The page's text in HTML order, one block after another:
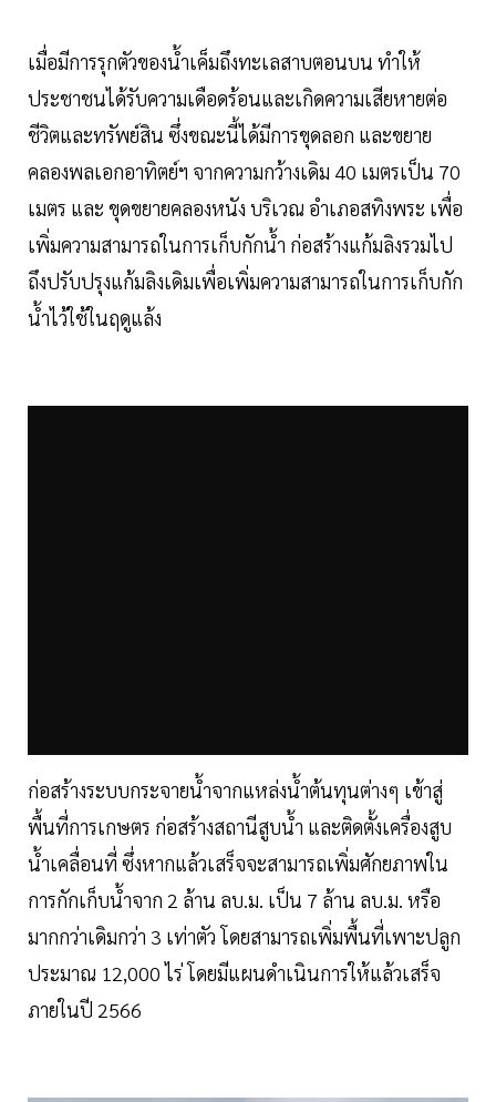
เมื่อมีการรุกตัวของน้ำเค็มถึงทะเลสาบตอนบน ทำให้
ประชาชนได้รับความเดือดร้อนและเกิดความเสียหายต่อ
ชีวิตและทรัพย์สิน ซึ่งขณะนี้ได้มีการขุดลอก และขยาย
คลองพลเอกอาทิตย์ฯ จากความกว้างเดิม 40 เมตรเป็น 70
เมตร และ ขุดขยายคลองหนัง บริเวณ อำเภอสทิงพระ เพื่อ
เพิ่มความสามารถในการเก็บกักน้ำ ก่อสร้างแก้มลิงรวมไป
ถึงปรับปรุงแก้มลิงเดิมเพื่อเพิ่มความสามารถในการเก็บกัก
น้ำไว้ใช้ในฤดูแล้ง
ก่อสร้างระบบกระจายน้ำจากแหล่งน้ำต้นทุนต่างๆ เข้าสู่
พื้นที่การเกษตร ก่อสร้างสถานีสูบน้ำ และติดตั้งเครื่องสูบ
น้ำเคลื่อนที่ ซึ่งหากแล้วเสร็จจะสามารถเพิ่มศักยภาพใน
การกักเก็บน้ำจาก 2 ล้าน ลบ.ม. เป็น 7 ล้าน ลบ.ม. หรือ
มากกว่าเดิมกว่า 3 เท่าตัว โดยสามารถเพิ่มพื้นที่เพาะปลูก
ประมาณ 12,000 ไร่ โดยมีแผนดำเนินการให้แล้วเสร็จ
ภายในปี 2566